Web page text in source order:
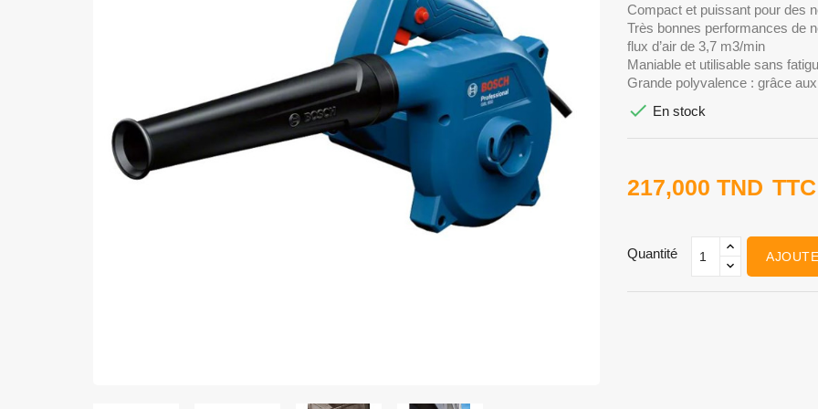
Compact et puissant pour des
Très bonnes performances de
flux d’air de 3,7 m3/min
Maniable et utilisable sans
Grande polyvalence : grâce
 En stock
217,000 TND TTC
Quantité